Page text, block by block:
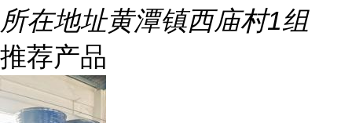
所在地址黄潭镇西庙村1组
推荐产品